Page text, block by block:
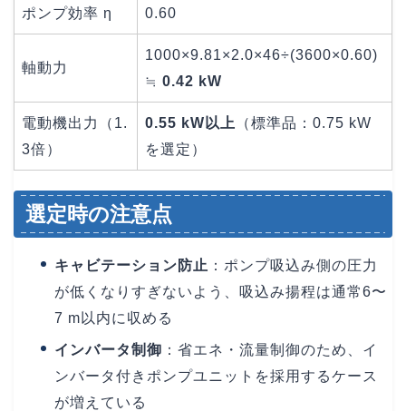
ポンプ効率 η 0.60
軸動力
1000×9.81×2.0×46÷(3600×0.60)
≒ 0.42 kW
電動機出力（1.
3倍）
0.55 kW以上
（標準品：0.75 kW
を選定）
選定時の注意点
キャビテーション防止 ：ポンプ吸込み側の圧力
が低くなりすぎないよう、吸込み揚程は通常6〜
7 m以内に収める
インバータ制御 ：省エネ・流量制御のため、イ
ンバータ付きポンプユニットを採用するケース
が増えている